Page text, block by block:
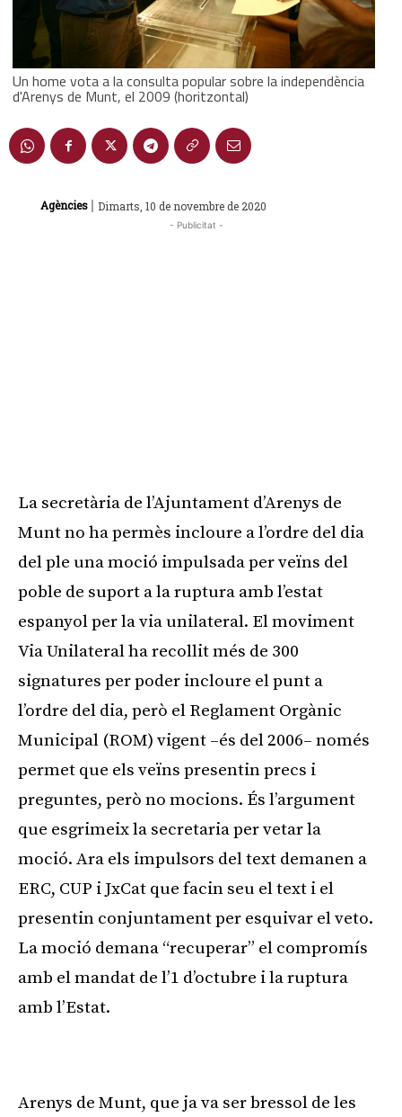
Un home vota a la consulta popular sobre la independència
d'Arenys de Munt, el 2009 (horitzontal)
Agències | Dimarts, 10 de novembre de 2020
- Publicitat -
La secretària de l’Ajuntament d’Arenys de
Munt no ha permès incloure a l’ordre del dia
del ple una moció impulsada per veïns del
poble de suport a la ruptura amb l’estat
espanyol per la via unilateral. El moviment
Via Unilateral ha recollit més de 300
signatures per poder incloure el punt a
l’ordre del dia, però el Reglament Orgànic
Municipal (ROM) vigent –és del 2006– només
permet que els veïns presentin precs i
preguntes, però no mocions. És l’argument
que esgrimeix la secretaria per vetar la
moció. Ara els impulsors del text demanen a
ERC, CUP i JxCat que facin seu el text i el
presentin conjuntament per esquivar el veto.
La moció demana “recuperar” el compromís
amb el mandat de l’1 d’octubre i la ruptura
amb l’Estat.
Arenys de Munt, que ja va ser bressol de les